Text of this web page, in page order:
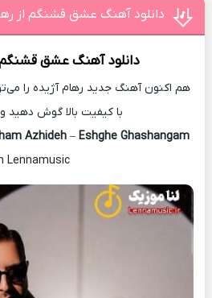
دانلود آهنگ عشق قشنگم از
دانلود آهنگ عشق
هم اکنون آهنگ جدید رهام آژیده را
با کیفیت بالا گوش دهید و
Azhideh– Eshghe Ghashangam
Lennamusic